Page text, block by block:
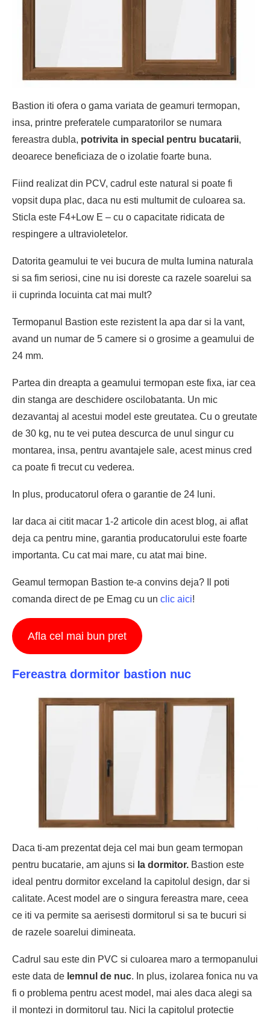
Bastion iti ofera o gama variata de geamuri termopan,
insa, printre preferatele cumparatorilor se numara
fereastra dubla, potrivita in special pentru bucatarii,
deoarece beneficiaza de o izolatie foarte buna.
Fiind realizat din PCV, cadrul este natural si poate fi
vopsit dupa plac, daca nu esti multumit de culoarea sa.
Sticla este F4+Low E – cu o capacitate ridicata de
respingere a ultravioletelor.
Datorita geamului te vei bucura de multa lumina naturala
si sa fim seriosi, cine nu isi doreste ca razele soarelui sa
ii cuprinda locuinta cat mai mult?
Termopanul Bastion este rezistent la apa dar si la vant,
avand un numar de 5 camere si o grosime a geamului de
24 mm.
Partea din dreapta a geamului termopan este fixa, iar cea
din stanga are deschidere oscilobatanta. Un mic
dezavantaj al acestui model este greutatea. Cu o greutate
de 30 kg, nu te vei putea descurca de unul singur cu
montarea, insa, pentru avantajele sale, acest minus cred
ca poate fi trecut cu vederea.
In plus, producatorul ofera o garantie de 24 luni.
Iar daca ai citit macar 1-2 articole din acest blog, ai aflat
deja ca pentru mine, garantia producatorului este foarte
importanta. Cu cat mai mare, cu atat mai bine.
Geamul termopan Bastion te-a convins deja? Il poti
comanda direct de pe Emag cu un clic aici!
Afla cel mai bun pret
Fereastra dormitor bastion nuc
Daca ti-am prezentat deja cel mai bun geam termopan
pentru bucatarie, am ajuns si la dormitor. Bastion este
ideal pentru dormitor exceland la capitolul design, dar si
calitate. Acest model are o singura fereastra mare, ceea
ce iti va permite sa aerisesti dormitorul si sa te bucuri si
de razele soarelui dimineata.
Cadrul sau este din PVC si culoarea maro a termopanului
este data de lemnul de nuc. In plus, izolarea fonica nu va
fi o problema pentru acest model, mai ales daca alegi sa
il montezi in dormitorul tau. Nici la capitolul protectie